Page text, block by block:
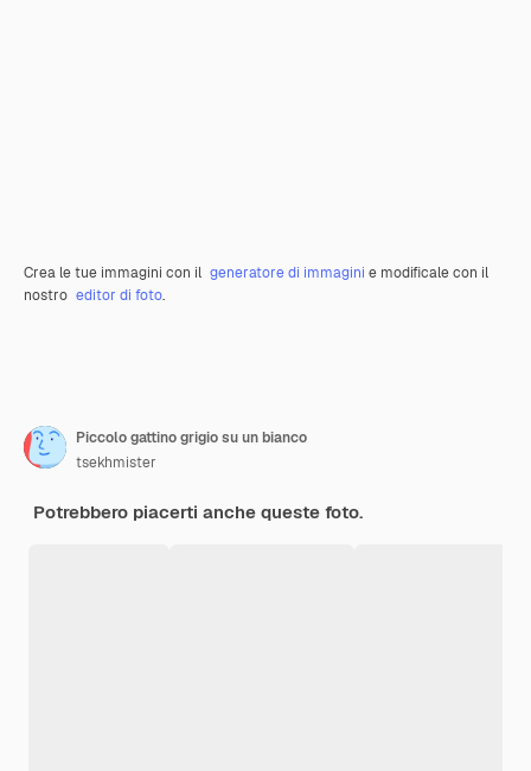
Crea le tue immagini con il generatore di immagini e modificale con il
nostro editor di foto.
Piccolo gattino grigio su un bianco
tsekhmister
Potrebbero piacerti anche queste foto.